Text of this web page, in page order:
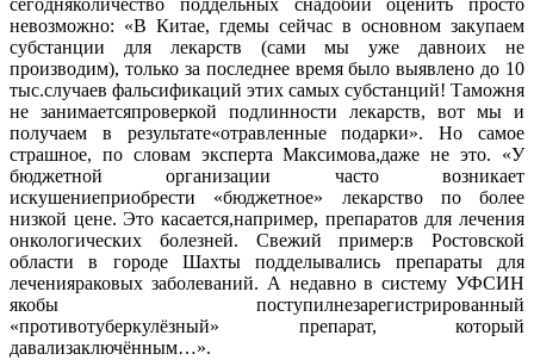
сегодняколичество поддельных снадобий оценить просто
невозможно: «В Китае, гдемы сейчас в основном закупаем
субстанции для лекарств (сами мы уже давноих не
производим), только за последнее время было выявлено до 10
тыс.случаев фальсификаций этих самых субстанций! Таможня
не занимаетсяпроверкой подлинности лекарств, вот мы и
получаем в результате«отравленные подарки». Но самое
страшное, по словам эксперта Максимова,даже не это. «У
бюджетной организации часто возникает
искушениеприобрести «бюджетное» лекарство по более
низкой цене. Это касается,например, препаратов для лечения
онкологических болезней. Свежий пример:в Ростовской
области в городе Шахты подделывались препараты для
леченияраковых заболеваний. А недавно в систему УФСИН
якобы поступилнезарегистрированный
«противотуберкулёзный» препарат, который
давализаключённым…».